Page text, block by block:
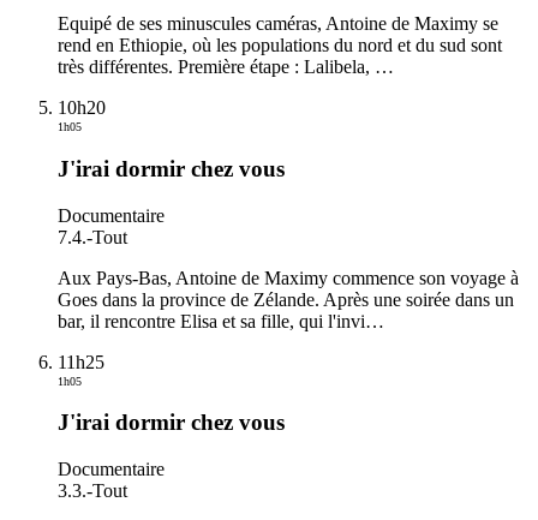
Equipé de ses minuscules caméras, Antoine de Maximy se
rend en Ethiopie, où les populations du nord et du sud sont
très différentes. Première étape : Lalibela, …
10h20
1h05
J'irai dormir chez vous
Documentaire
7.4.-Tout
Aux Pays-Bas, Antoine de Maximy commence son voyage à
Goes dans la province de Zélande. Après une soirée dans un
bar, il rencontre Elisa et sa fille, qui l'invi…
11h25
1h05
J'irai dormir chez vous
Documentaire
3.3.-Tout